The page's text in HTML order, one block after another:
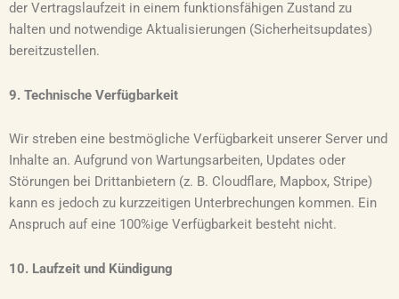
der Vertragslaufzeit in einem funktionsfähigen Zustand zu
halten und notwendige Aktualisierungen (Sicherheitsupdates)
bereitzustellen.
9. Technische Verfügbarkeit
Wir streben eine bestmögliche Verfügbarkeit unserer Server und
Inhalte an. Aufgrund von Wartungsarbeiten, Updates oder
Störungen bei Drittanbietern (z. B. Cloudflare, Mapbox, Stripe)
kann es jedoch zu kurzzeitigen Unterbrechungen kommen. Ein
Anspruch auf eine 100%ige Verfügbarkeit besteht nicht.
10. Laufzeit und Kündigung